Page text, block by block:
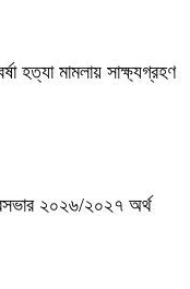
হত্যা মামলায় সাক্ষ্যগ্রহণ
২০২৬/২০২৭ অর্থ